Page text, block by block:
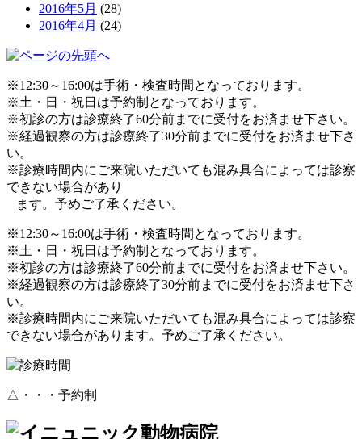
2016年5月 (28)
2016年4月 (24)
※12:30～16:00は手術・検査時間となっております。
※土・日・祝日は予約制となっております。
※初診の方は診療終了60分前までに受付をお済ませ下さい。
※経過観察の方は診療終了30分前までに受付をお済ませ下さ
い。
※診療時間内にご来院いただいても混み具合によっては診察
できない場合があり
ます。予めご了承ください。
※12:30～16:00は手術・検査時間となっております。
※土・日・祝日は予約制となっております。
※初診の方は診療終了60分前までに受付をお済ませ下さい。
※経過観察の方は診療終了30分前までに受付をお済ませ下さ
い。
※診療時間内にご来院いただいても混み具合によっては診察
できない場合があります。予めご了承ください。
△・・・予約制